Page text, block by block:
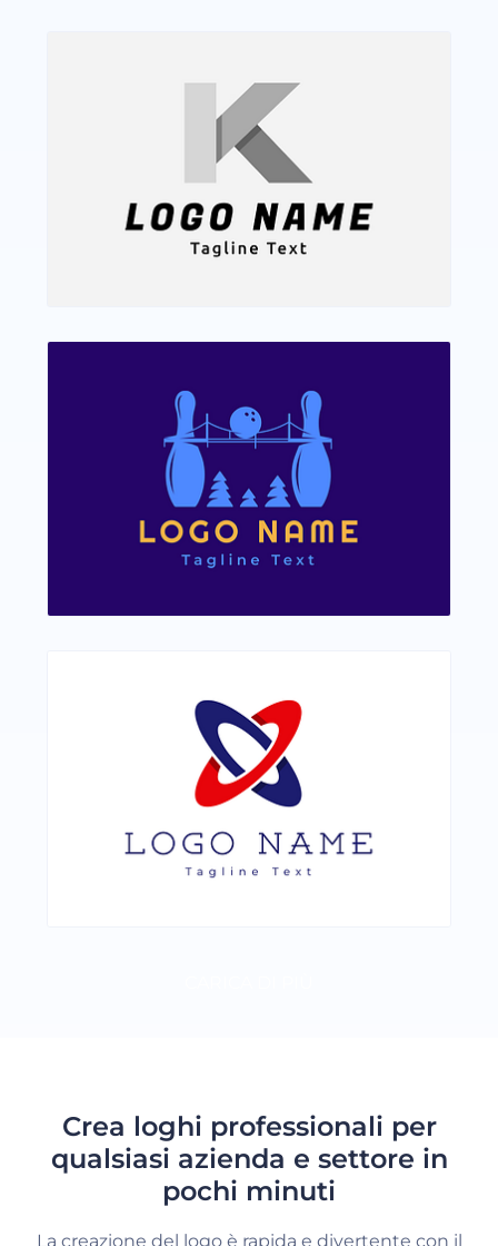
Crea loghi professionali per
qualsiasi azienda e settore in
pochi minuti
La creazione del logo è rapida e divertente con il